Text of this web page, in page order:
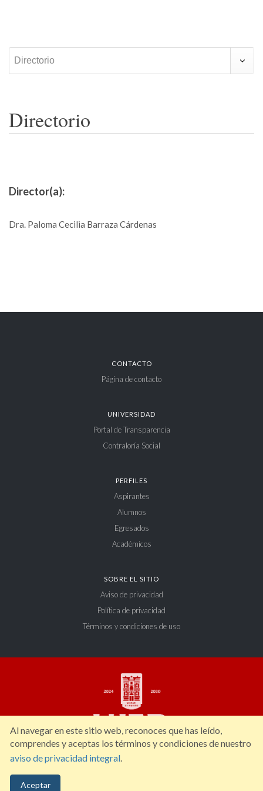
Directorio
Directorio
Director(a):
Dra. Paloma Cecilia Barraza Cárdenas
CONTACTO
Página de contacto
UNIVERSIDAD
Portal de Transparencia
Contraloría Social
PERFILES
Aspirantes
Alumnos
Egresados
Académicos
SOBRE EL SITIO
Aviso de privacidad
Política de privacidad
Términos y condiciones de uso
Constitución 404 Sur, Zona Centro. C.P. 34000, Durango, Dgo. México. Tel: (618)
Al navegar en este sitio web, reconoces que has leído,
comprendes y aceptas los términos y condiciones de nuestro
aviso de privacidad integral.
Aceptar